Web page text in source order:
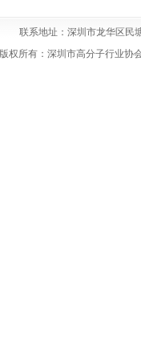
联系地址：深圳市龙华区民
版权所有：深圳市高分子行业协